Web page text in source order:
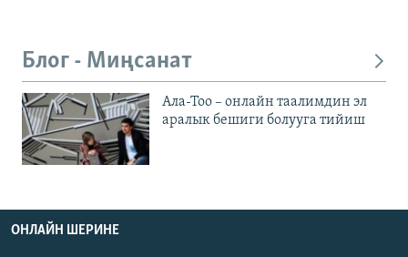
Блог - Миңсанат
Ала-Тоо – онлайн таалимдин эл
аралык бешиги болууга тийиш
ОНЛАЙН ШЕРИНЕ